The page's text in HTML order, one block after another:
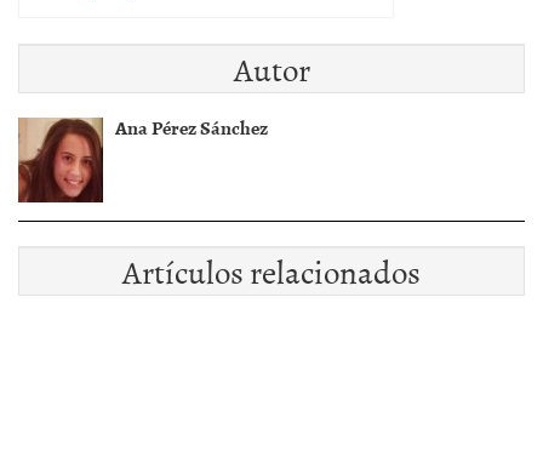
Autor
Ana Pérez Sánchez
Artículos relacionados